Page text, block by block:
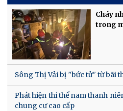
Cháy
trong
Sông Thị Vải bị "bức tử" từ bãi
Phát hiện thi thể nam thanh
chung cư cao cấp